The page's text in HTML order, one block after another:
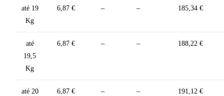
até 19
Kg
6,87 € – – 185,34 €
até
19,5
Kg
6,87 € – – 188,22 €
até 20
6,87 € – – 191,12 €